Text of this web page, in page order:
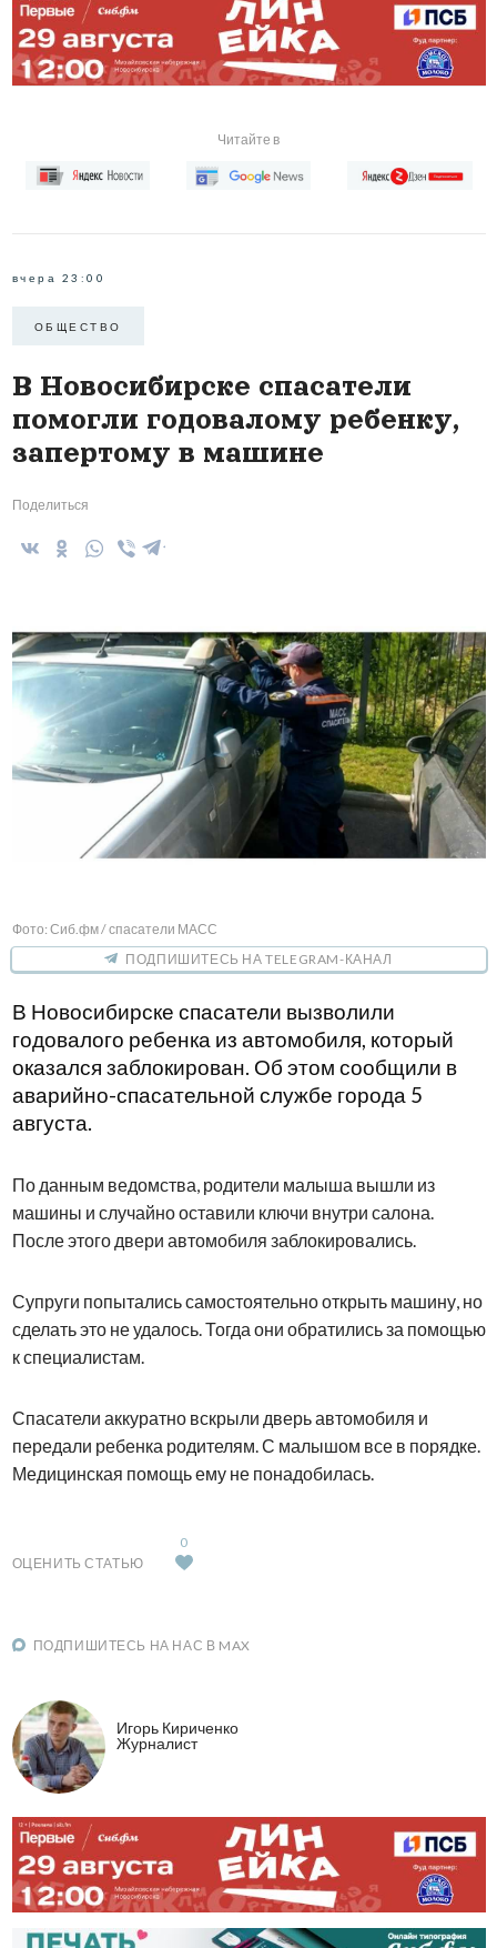
Читайте в
вчера 23:00
ОБЩЕСТВО
В Новосибирске спасатели
помогли годовалому ребенку,
запертому в машине
Поделиться
Фото: Сиб.фм / спасатели МАСС
ПОДПИШИТЕСЬ НА TELEGRAM-КАНАЛ
В Новосибирске спасатели вызволили
годовалого ребенка из автомобиля, который
оказался заблокирован. Об этом сообщили в
аварийно-спасательной службе города 5
августа.
По данным ведомства, родители малыша вышли из
машины и случайно оставили ключи внутри салона.
После этого двери автомобиля заблокировались.
Супруги попытались самостоятельно открыть машину, но
сделать это не удалось. Тогда они обратились за помощью
к специалистам.
Спасатели аккуратно вскрыли дверь автомобиля и
передали ребенка родителям. С малышом все в порядке.
Медицинская помощь ему не понадобилась.
ОЦЕНИТЬ СТАТЬЮ
0
ПОДПИШИТЕСЬ НА НАС В MAX
Игорь Кириченко
Журналист